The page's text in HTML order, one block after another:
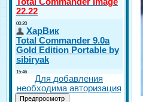
Для добавления
необходима авторизация